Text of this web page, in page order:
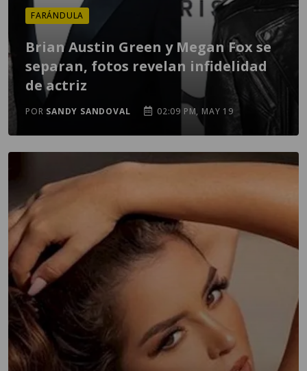
FARÁNDULA
Brian Austin Green y Megan Fox se
separan, fotos revelan infidelidad
de actriz
POR SANDY SANDOVAL 02:09 PM, MAY 19